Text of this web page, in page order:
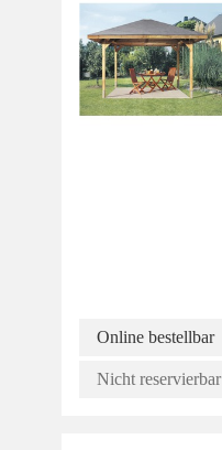
Online bestellbar
Nicht reservierbar